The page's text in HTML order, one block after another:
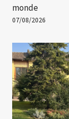
monde
07/08/2026